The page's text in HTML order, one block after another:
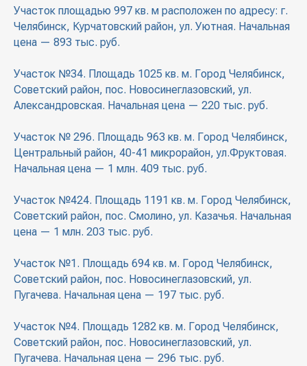
Участок площадью 997 кв. м расположен по адресу: г.
Челябинск, Курчатовский район, ул. Уютная. Начальная
цена — 893 тыс. руб.
Участок №34. Площадь 1025 кв. м. Город Челябинск,
Советский район, пос. Новосинеглазовский, ул.
Александровская. Начальная цена — 220 тыс. руб.
Участок № 296. Площадь 963 кв. м. Город Челябинск,
Центральный район, 40-41 микрорайон, ул.Фруктовая.
Начальная цена — 1 млн. 409 тыс. руб.
Участок №424. Площадь 1191 кв. м. Город Челябинск,
Советский район, пос. Смолино, ул. Казачья. Начальная
цена — 1 млн. 203 тыс. руб.
Участок №1. Площадь 694 кв. м. Город Челябинск,
Советский район, пос. Новосинеглазовский, ул.
Пугачева. Начальная цена — 197 тыс. руб.
Участок №4. Площадь 1282 кв. м. Город Челябинск,
Советский район, пос. Новосинеглазовский, ул.
Пугачева. Начальная цена — 296 тыс. руб.